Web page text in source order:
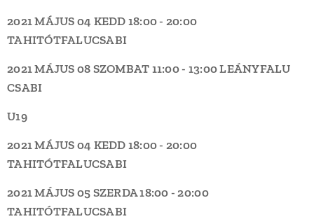
2021 MÁJUS 04 KEDD 18:00 - 20:00
TAHITÓTFALUCSABI
2021 MÁJUS 08 SZOMBAT 11:00 - 13:00LEÁNYFALU
CSABI
U19
2021 MÁJUS 04 KEDD 18:00 - 20:00
TAHITÓTFALUCSABI
2021 MÁJUS 05 SZERDA18:00 - 20:00
TAHITÓTFALUCSABI